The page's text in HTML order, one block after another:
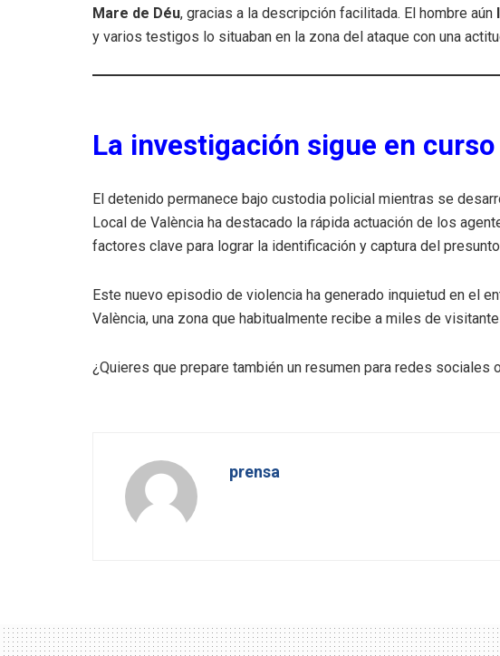
Mare de Déu, gracias a la descripción facilitada. El hombre aún
y varios testigos lo situaban en la zona del ataque con una
La investigación sigue en curso
El detenido permanece bajo custodia policial mientras se
Local de València ha destacado la rápida actuación de los
factores clave para lograr la identificación y captura del
Este nuevo episodio de violencia ha generado inquietud en el
València, una zona que habitualmente recibe a miles de
¿Quieres que prepare también un resumen para redes sociales
prensa